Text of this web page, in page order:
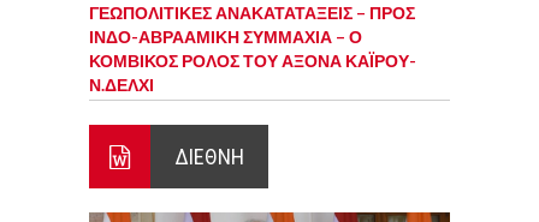
ΓΕΩΠΟΛΙΤΙΚΕΣ ΑΝΑΚΑΤΑΤΑΞΕΙΣ – ΠΡΟΣ
ΙΝΔΟ-ΑΒΡΑΑΜΙΚΗ ΣΥΜΜΑΧΙΑ – Ο
ΚΟΜΒΙΚΟΣ ΡΟΛΟΣ ΤΟΥ ΑΞΟΝΑ ΚΑΪΡΟΥ-
Ν.ΔΕΛΧΙ
ΔΙΕΘΝΗ